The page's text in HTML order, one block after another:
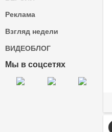
Реклама
Взгляд недели
ВИДЕОБЛОГ
Мы в соцсетях